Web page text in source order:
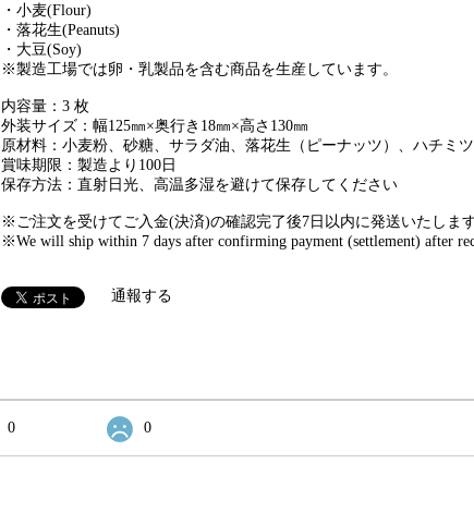
・小麦(Flour)
・落花生(Peanuts)
・大豆(Soy)
※製造工場では卵・乳製品を含む商品を生産しています。
内容量：3 枚
外装サイズ：幅125㎜×奥行き18㎜×高さ130㎜
原材料：小麦粉、砂糖、サラダ油、落花生（ピーナッツ）、ハチミ
賞味期限：製造より100日
保存方法：直射日光、高温多湿を避けて保存してください
※ご注文を受けてご入金(決済)の確認完了後7日以内に発送いたします
※We will ship within 7 days after confirming payment (settlement) after
通報する
0 0